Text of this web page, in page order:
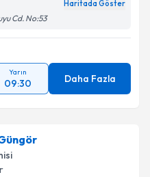
Haritada Göster
Cd. No:53
Yarın
09:30 Daha Fazla